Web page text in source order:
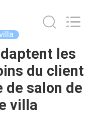
les
du client
de salon de
villa